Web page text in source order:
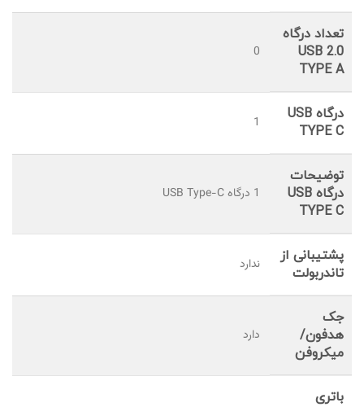
تعداد درگاه
USB 2.0
TYPE A
0
درگاه USB
TYPE C
1
توضیحات
درگاه USB
TYPE C
1 درگاه USB Type-C
پشتیبانی از
تاندربولت
ندارد
جک
هدفون/
میکروفن
دارد
باتری